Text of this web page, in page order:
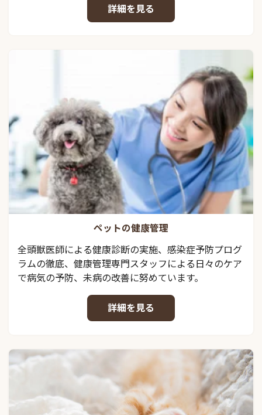
詳細を見る
ペットの健康管理
全頭獣医師による健康診断の実施、感染症予防プログ
ラムの徹底、健康管理専門スタッフによる日々のケア
で病気の予防、未病の改善に努めています。
詳細を見る